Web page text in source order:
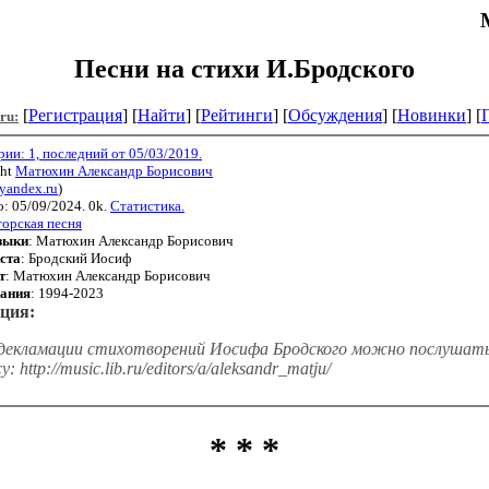
Песни на стихи И.Бродского
[Регистрация] [Найти] [Рейтинги] [Обсуждения] [Новинки] [
1, последний от 05/03/2019.
Матюхин Александр Борисович
)
05/09/2024. 0k. Статистика.
песня
: Матюхин Александр Борисович
: Бродский Иосиф
: Матюхин Александр Борисович
: 1994-2023
стихотворений Иосифа Бродского можно
http://music.lib.ru/editors/a/aleksandr_matju/
* * *